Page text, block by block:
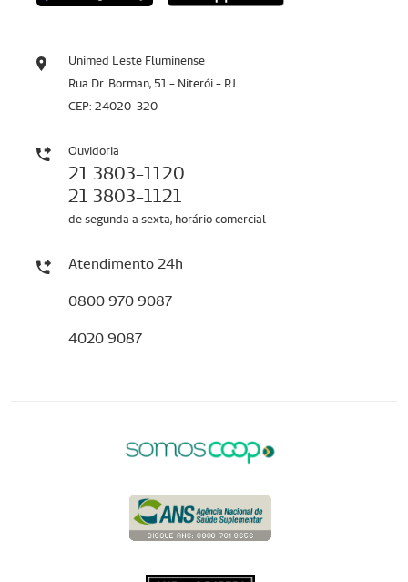
Unimed Leste Fluminense
Rua Dr. Borman, 51 - Niterói - RJ
CEP: 24020-320
Ouvidoria
21 3803-1120
21 3803-1121
de segunda a sexta, horário comercial
Atendimento 24h
0800 970 9087
4020 9087